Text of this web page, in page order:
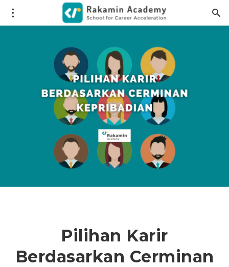
Pilihan Karir
Berdasarkan Cerminan